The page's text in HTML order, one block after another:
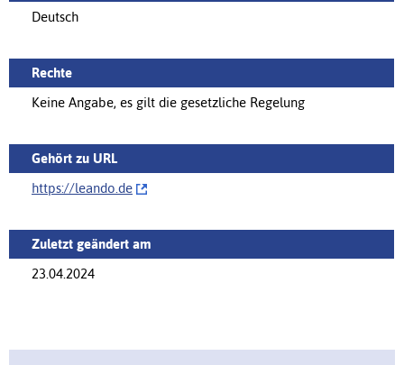
Deutsch
Rechte
Keine Angabe, es gilt die gesetzliche Regelung
Gehört zu URL
https://‌leando.de
Zuletzt geändert am
23.04.2024